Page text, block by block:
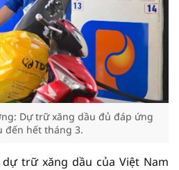
Dự trữ xăng dầu đủ đáp ứng
đến hết tháng 3.
trữ xăng dầu của Việt Nam